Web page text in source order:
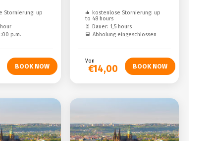
Stornierung: up
p.m.
kostenlose Stornierung: up
to 48 hours
Dauer: 1,5 hours
Abholung eingeschlossen
Von
€14,00